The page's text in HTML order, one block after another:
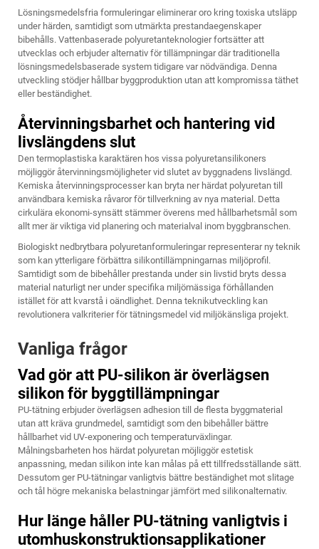
Lösningsmedelsfria formuleringar eliminerar oro kring toxiska utsläpp
under härden, samtidigt som utmärkta prestandaegenskaper
bibehålls. Vattenbaserade polyuretanteknologier fortsätter att
utvecklas och erbjuder alternativ för tillämpningar där traditionella
lösningsmedelsbaserade system tidigare var nödvändiga. Denna
utveckling stödjer hållbar byggproduktion utan att kompromissa täthet
eller beständighet.
Återvinningsbarhet och hantering vid
livslängdens slut
Den termoplastiska karaktären hos vissa polyuretansilikoners
möjliggör återvinningsmöjligheter vid slutet av byggnadens livslängd.
Kemiska återvinningsprocesser kan bryta ner härdat polyuretan till
användbara kemiska råvaror för tillverkning av nya material. Detta
cirkulära ekonomi-synsätt stämmer överens med hållbarhetsmål som
allt mer är viktiga vid planering och materialval inom byggbranschen.
Biologiskt nedbrytbara polyuretanformuleringar representerar ny teknik
som kan ytterligare förbättra silikontillämpningarnas miljöprofil.
Samtidigt som de bibehåller prestanda under sin livstid bryts dessa
material naturligt ner under specifika miljömässiga förhållanden
istället för att kvarstå i oändlighet. Denna teknikutveckling kan
revolutionera valkriterier för tätningsmedel vid miljökänsliga projekt.
Vanliga frågor
Vad gör att PU-silikon är överlägsen
silikon för byggtillämpningar
PU-tätning erbjuder överlägsen adhesion till de flesta byggmaterial
utan att kräva grundmedel, samtidigt som den bibehåller bättre
hållbarhet vid UV-exponering och temperaturväxlingar.
Målningsbarheten hos härdat polyuretan möjliggör estetisk
anpassning, medan silikon inte kan målas på ett tillfredsställande sätt.
Dessutom ger PU-tätningar vanligtvis bättre beständighet mot slitage
och tål högre mekaniska belastningar jämfört med silikonalternativ.
Hur länge håller PU-tätning vanligtvis i
utomhuskonstruktionsapplikationer